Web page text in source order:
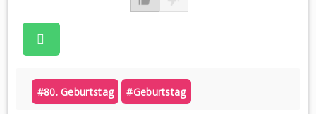
#80. Geburtstag #geburtstag